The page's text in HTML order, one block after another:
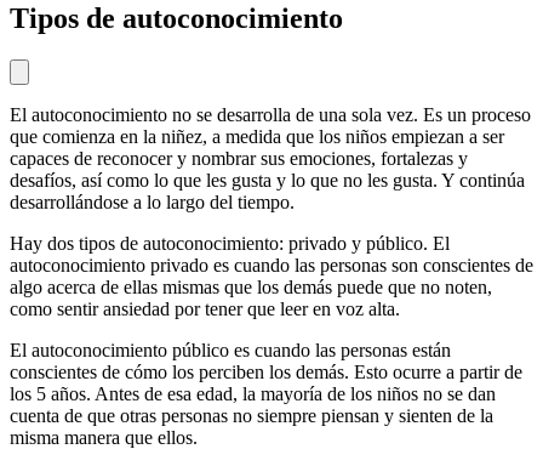
Tipos de autoconocimiento
El autoconocimiento no se desarrolla de una sola vez. Es un proceso
que comienza en la niñez, a medida que los niños empiezan a ser
capaces de reconocer y nombrar sus emociones, fortalezas y
desafíos, así como lo que les gusta y lo que no les gusta. Y continúa
desarrollándose a lo largo del tiempo.
Hay dos tipos de autoconocimiento: privado y público. El
autoconocimiento privado es cuando las personas son conscientes de
algo acerca de ellas mismas que los demás puede que no noten,
como sentir ansiedad por tener que leer en voz alta.
El autoconocimiento público es cuando las personas están
conscientes de cómo los perciben los demás. Esto ocurre a partir de
los 5 años. Antes de esa edad, la mayoría de los niños no se dan
cuenta de que otras personas no siempre piensan y sienten de la
misma manera que ellos.